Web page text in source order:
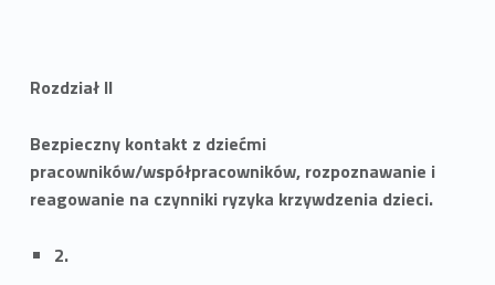
Rozdział II
Bezpieczny kontakt z dziećmi
pracowników/współpracowników, rozpoznawanie i
reagowanie na czynniki ryzyka krzywdzenia dzieci.
2.